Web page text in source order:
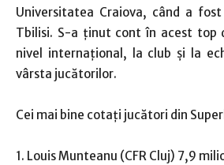
Universitatea Craiova, când a
Tbilisi. S-a ţinut cont în acest top
nivel internaţional, la club şi la
vârsta jucătorilor.
Cei mai bine cotaţi jucători din
1. Louis Munteanu (CFR Cluj) 7,9